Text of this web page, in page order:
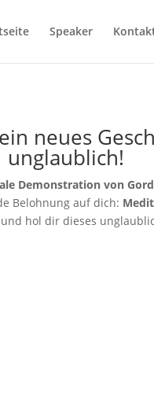
Speaker
neues
unglaublich!
Demonstration von
Belohnung auf dich:
hol dir dieses